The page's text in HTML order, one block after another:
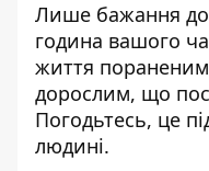
Лише бажання
година вашого
життя пораненим
дорослим, що
Погодьтесь, це
людині.